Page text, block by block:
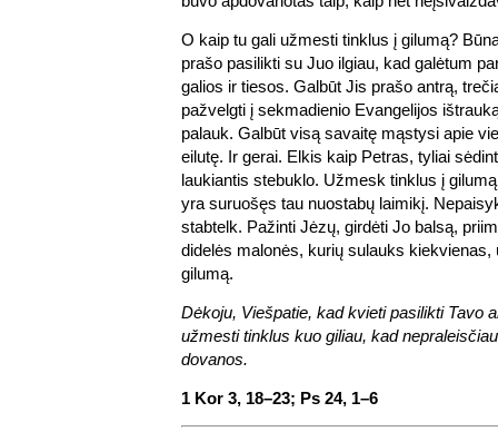
O kaip tu gali užmesti tinklus į gilumą?
prašo pasilikti su Juo ilgiau, kad galėtum
galios ir tiesos. Galbūt Jis prašo antrą,
pažvelgti į sekmadienio Evangelijos
palauk. Galbūt visą savaitę mąstysi apie
eilutę. Ir gerai. Elkis kaip Petras, tyliai
laukiantis stebuklo. Užmesk tinklus į
yra suruošęs tau nuostabų laimikį.
stabtelk. Pažinti Jėzų, girdėti Jo balsą,
didelės malonės, kurių sulauks kiekvienas,
gilumą.
Dėkoju, Viešpatie, kad kvieti pasilikti Tavo
užmesti tinklus kuo giliau, kad
dovanos.
1 Kor 3, 18–23; Ps 24, 1–6